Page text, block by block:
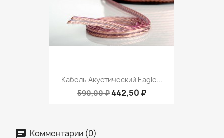
Кабель Акустический Eagle...
590,00 ₽442,50 ₽
Комментарии (0)